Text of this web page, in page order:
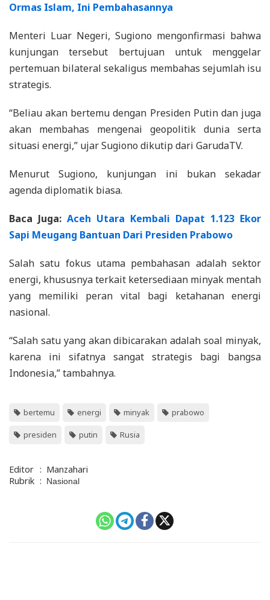
Ormas Islam, Ini Pembahasannya
Menteri Luar Negeri, Sugiono mengonfirmasi bahwa
kunjungan tersebut bertujuan untuk menggelar
pertemuan bilateral sekaligus membahas sejumlah isu
strategis.
“Beliau akan bertemu dengan Presiden Putin dan juga
akan membahas mengenai geopolitik dunia serta
situasi energi,” ujar Sugiono dikutip dari GarudaTV.
Menurut Sugiono, kunjungan ini bukan sekadar
agenda diplomatik biasa.
Baca Juga: Aceh Utara Kembali Dapat 1.123 Ekor
Sapi Meugang Bantuan Dari Presiden Prabowo
Salah satu fokus utama pembahasan adalah sektor
energi, khususnya terkait ketersediaan minyak mentah
yang memiliki peran vital bagi ketahanan energi
nasional.
“Salah satu yang akan dibicarakan adalah soal minyak,
karena ini sifatnya sangat strategis bagi bangsa
Indonesia,” tambahnya.
bertemu energi minyak prabowo
presiden putin Rusia
Editor : Manzahari
Rubrik : Nasional